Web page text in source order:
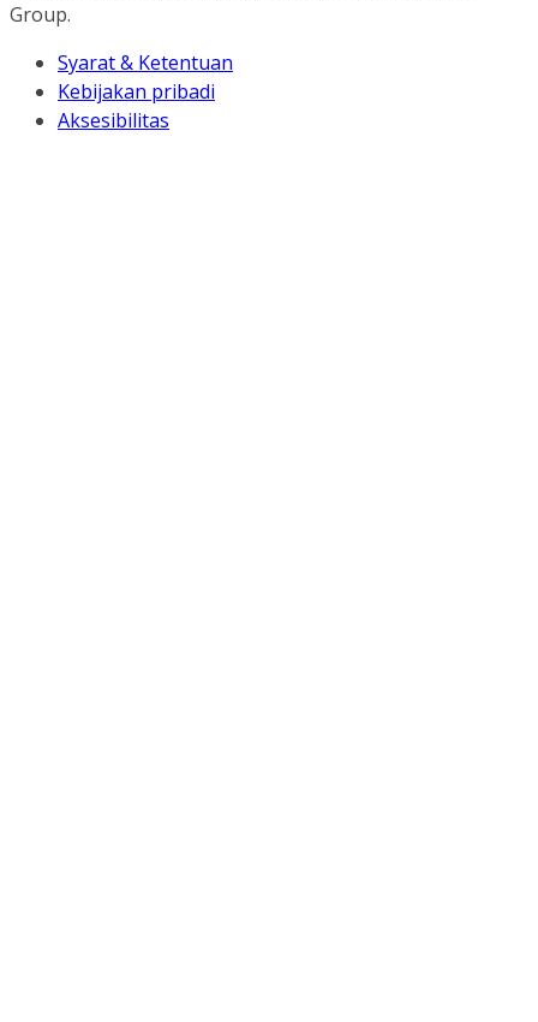
Group.
Syarat & Ketentuan
Kebijakan pribadi
Aksesibilitas